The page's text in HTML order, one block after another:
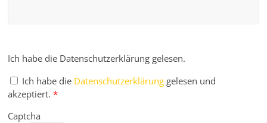
Ich habe die Datenschutzerklärung gelesen.
Ich habe die Datenschutzerklärung gelesen und
akzeptiert. *
Captcha